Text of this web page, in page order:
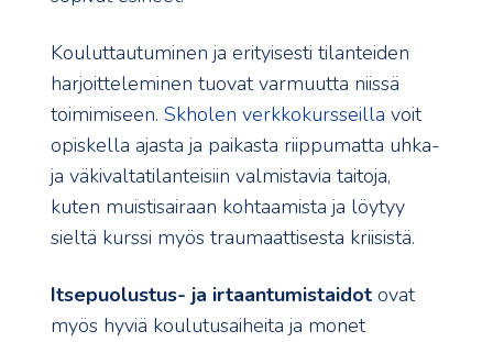
Kouluttautuminen ja erityisesti tilanteiden
harjoitteleminen tuovat varmuutta niissä
toimimiseen. Skholen verkkokursseilla voit
opiskella ajasta ja paikasta riippumatta uhka-
ja väkivaltatilanteisiin valmistavia taitoja,
kuten muistisairaan kohtaamista ja löytyy
sieltä kurssi myös traumaattisesta kriisistä.
Itsepuolustus- ja irtaantumistaidot ovat
myös hyviä koulutusaiheita ja monet